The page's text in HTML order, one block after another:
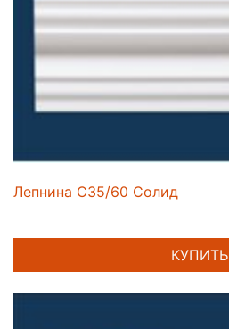
Лепнина C35/60 Солид
КУПИТЬ